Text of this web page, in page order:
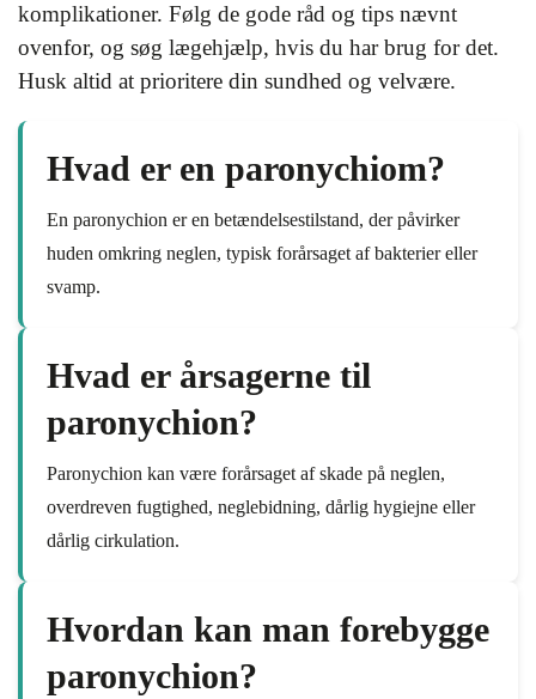
komplikationer. Følg de gode råd og tips nævnt
ovenfor, og søg lægehjælp, hvis du har brug for det.
Husk altid at prioritere din sundhed og velvære.
Hvad er en paronychiom?
En paronychion er en betændelsestilstand, der påvirker
huden omkring neglen, typisk forårsaget af bakterier eller
svamp.
Hvad er årsagerne til
paronychion?
Paronychion kan være forårsaget af skade på neglen,
overdreven fugtighed, neglebidning, dårlig hygiejne eller
dårlig cirkulation.
Hvordan kan man forebygge
paronychion?